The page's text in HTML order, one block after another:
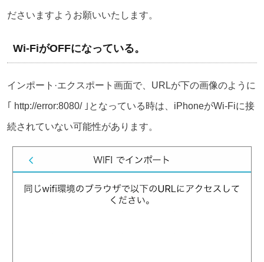
ださいますようお願いいたします。
Wi-FiがOFFになっている。
インポート·エクスポート画面で、URLが下の画像のように
｢ http://error:8080/ ｣となっている時は、iPhoneがWi-Fiに接
続されていない可能性があります。